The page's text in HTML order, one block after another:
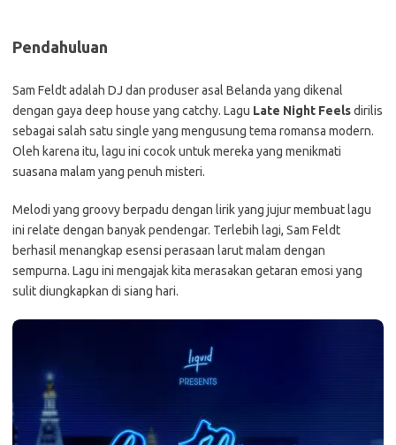
Pendahuluan
Sam Feldt adalah DJ dan produser asal Belanda yang dikenal
dengan gaya deep house yang catchy. Lagu Late Night Feelsdirilis
sebagai salah satu single yang mengusung tema romansa modern.
Oleh karena itu, lagu ini cocok untuk mereka yang menikmati
suasana malam yang penuh misteri.
Melodi yang groovy berpadu dengan lirik yang jujur membuat lagu
ini relate dengan banyak pendengar. Terlebih lagi, Sam Feldt
berhasil menangkap esensi perasaan larut malam dengan
sempurna. Lagu ini mengajak kita merasakan getaran emosi yang
sulit diungkapkan di siang hari.